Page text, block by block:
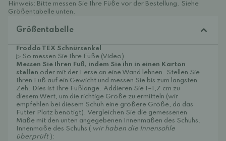
Hinweis: Bitte messen Sie Ihre Füße vor der Bestellung. Siehe
Größentabelle unten.
Größentabelle
Froddo TEX Schnürsenkel
▷ So messen Sie Ihre Füße (Video)
Messen Sie Ihren Fuß, indem Sie ihn in einen Karton
stellen oder mit der Ferse an eine Wand lehnen. Stellen Sie
Ihren Fuß auf ein Gewicht und messen Sie bis zum längsten
Zeh. Dies ist Ihre Fußlänge. Addieren Sie 1–1,7 cm zu
diesem Wert, um die richtige Größe zu ermitteln (wir
empfehlen bei diesem Schuh eine größere Größe, da das
Futter Platz benötigt). Vergleichen Sie die gemessenen
Maße mit den unten angegebenen Innenmaßen des Schuhs.
Innenmaße des Schuhs ( wir haben die Innensohle
überprüft ):